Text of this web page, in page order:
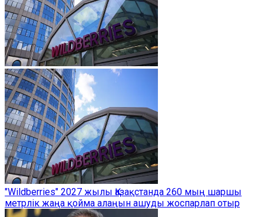
"Wildberries" 2027 жылы Қазақстанда 260 мың шаршы
метрлік жаңа қойма алаңын ашуды жоспарлап отыр